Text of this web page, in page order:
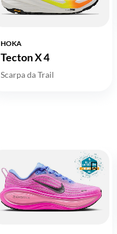
HOKA
Tecton X 4
Scarpa da Trail